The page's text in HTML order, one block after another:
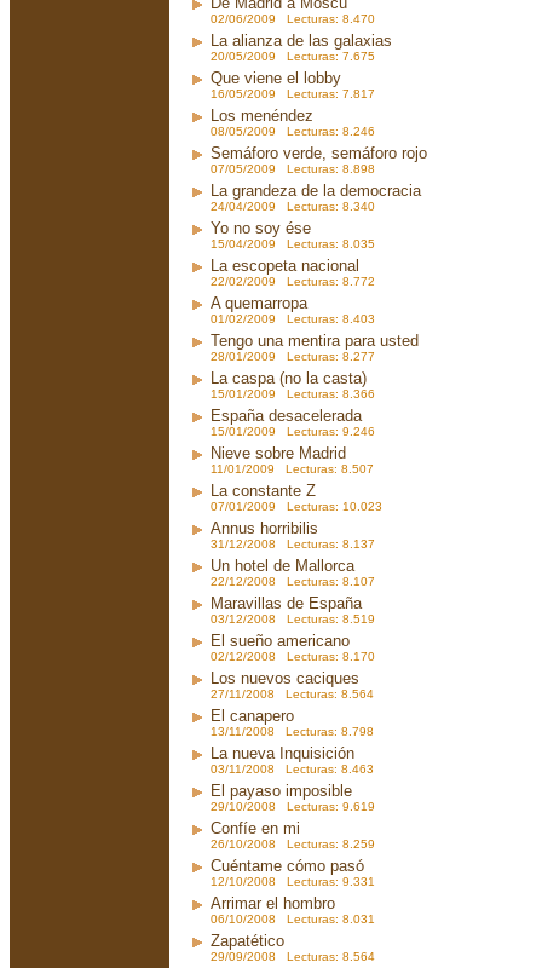
02/06/2009 Lecturas: 8.470
La alianza de las galaxias
20/05/2009 Lecturas: 7.675
Que viene el lobby
16/05/2009 Lecturas: 7.817
Los menéndez
08/05/2009 Lecturas: 8.246
Semáforo verde, semáforo rojo
07/05/2009 Lecturas: 8.898
La grandeza de la democracia
24/04/2009 Lecturas: 8.340
Yo no soy ése
15/04/2009 Lecturas: 8.035
La escopeta nacional
22/02/2009 Lecturas: 8.772
A quemarropa
01/02/2009 Lecturas: 8.403
Tengo una mentira para usted
28/01/2009 Lecturas: 8.277
La caspa (no la casta)
15/01/2009 Lecturas: 8.366
España desacelerada
15/01/2009 Lecturas: 9.246
Nieve sobre Madrid
11/01/2009 Lecturas: 8.507
La constante Z
07/01/2009 Lecturas: 10.023
Annus horribilis
31/12/2008 Lecturas: 8.137
Un hotel de Mallorca
22/12/2008 Lecturas: 8.107
Maravillas de España
03/12/2008 Lecturas: 8.519
El sueño americano
02/12/2008 Lecturas: 8.170
Los nuevos caciques
27/11/2008 Lecturas: 8.564
El canapero
13/11/2008 Lecturas: 8.798
La nueva Inquisición
03/11/2008 Lecturas: 8.463
El payaso imposible
29/10/2008 Lecturas: 9.619
Confíe en mi
26/10/2008 Lecturas: 8.259
Cuéntame cómo pasó
12/10/2008 Lecturas: 9.331
Arrimar el hombro
06/10/2008 Lecturas: 8.031
Zapatético
29/09/2008 Lecturas: 8.564